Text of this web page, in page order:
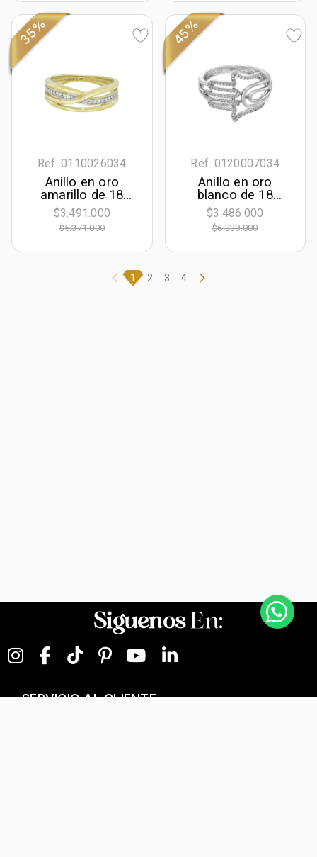
diamantes de 0.08
35%
Ref. 0110026034
Anillo en oro
amarillo de 18
Kilates, con
diamantes de 0.12
Ct
$3.491.000
$5.371.000
45%
Ref. 0120007034
Anillo en oro
blanco de 18
Kilates, con
diamantes de 0.14
Ct
$3.486.000
$6.339.000
1 2 3 4
SiguenosEn:
SERVICIO AL CLIENTE